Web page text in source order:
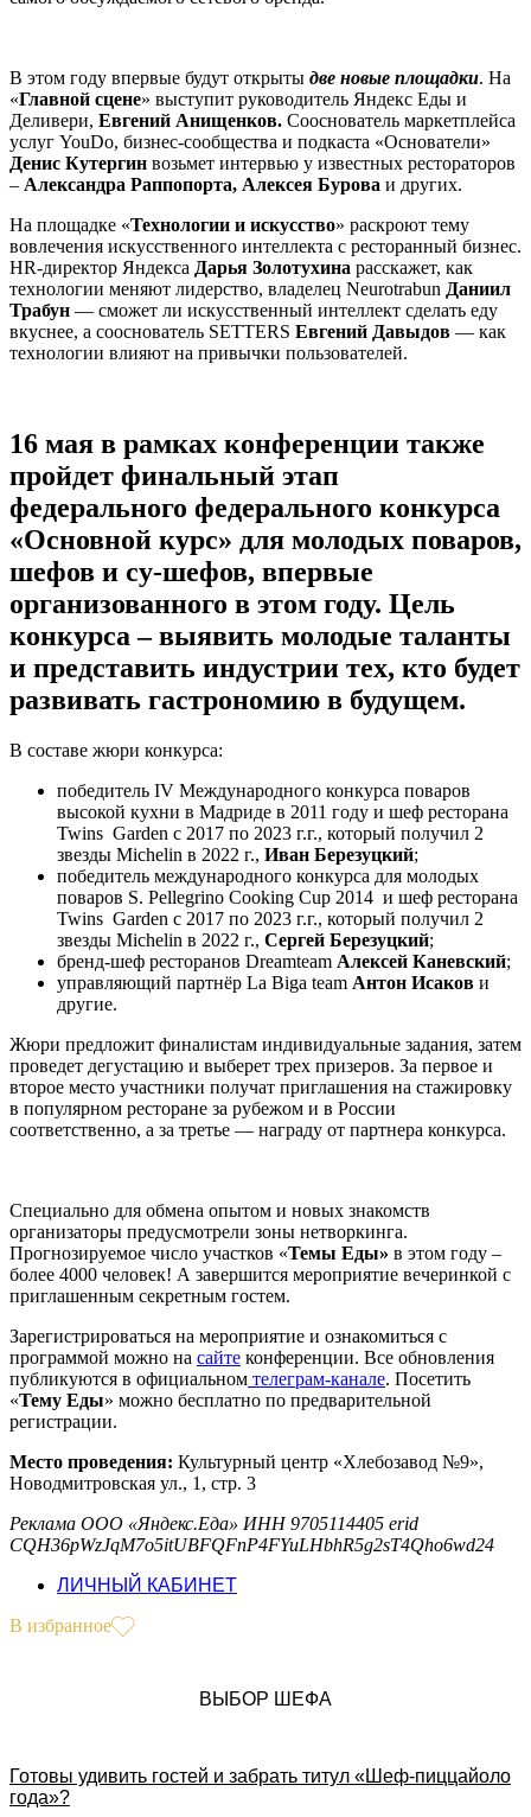
В этом году впервые будут открыты две новые площадки. На
«Главной сцене» выступит руководитель Яндекс Еды и
Деливери, Евгений Анищенков. Сооснователь маркетплейса
услуг YouDo, бизнес-сообщества и подкаста «Основатели»
Денис Кутергин возьмет интервью у известных рестораторов
– Александра Раппопорта, Алексея Бурова и других.
На площадке «Технологии и искусство» раскроют тему
вовлечения искусственного интеллекта с ресторанный бизнес.
HR-директор Яндекса Дарья Золотухина расскажет, как
технологии меняют лидерство, владелец Neurotrabun Даниил
Трабун — сможет ли искусственный интеллект сделать еду
вкуснее, а сооснователь SETTERS Евгений Давыдов — как
технологии влияют на привычки пользователей.
16 мая в рамках конференции также
пройдет финальный этап
федерального федерального конкурса
«Основной курс» для молодых поваров,
шефов и су-шефов, впервые
организованного в этом году. Цель
конкурса – выявить молодые таланты
и представить индустрии тех, кто будет
развивать гастрономию в будущем.
В составе жюри конкурса:
победитель IV Международного конкурса поваров
высокой кухни в Мадриде в 2011 году и шеф ресторана
Twins Garden с 2017 по 2023 г.г., который получил 2
звезды Michelin в 2022 г., Иван Березуцкий;
победитель международного конкурса для молодых
поваров S. Pellegrino Cooking Cup 2014 и шеф ресторана
Twins Garden с 2017 по 2023 г.г., который получил 2
звезды Michelin в 2022 г., Сергей Березуцкий;
бренд-шеф ресторанов Dreamteam Алексей Каневский;
управляющий партнёр La Biga team Антон Исаков и
другие.
Жюри предложит финалистам индивидуальные задания, затем
проведет дегустацию и выберет трех призеров. За первое и
второе место участники получат приглашения на стажировку
в популярном ресторане за рубежом и в России
соответственно, а за третье — награду от партнера конкурса.
Специально для обмена опытом и новых знакомств
организаторы предусмотрели зоны нетворкинга.
Прогнозируемое число участков «Темы Еды» в этом году –
более 4000 человек! А завершится мероприятие вечеринкой с
приглашенным секретным гостем.
Зарегистрироваться на мероприятие и ознакомиться с
программой можно на сайте конференции. Все обновления
публикуются в официальном телеграм-канале. Посетить
«Тему Еды» можно бесплатно по предварительной
регистрации.
Место проведения: Культурный центр «Хлебозавод №9»,
Новодмитровская ул., 1, стр. 3
Реклама ООО «Яндекс.Еда» ИНН 9705114405 erid
CQH36pWzJqM7o5itUBFQFnP4FYuLHbhR5g2sT4Qho6wd24
ЛИЧНЫЙ КАБИНЕТ
В избранное
ВЫБОР ШЕФА
Готовы удивить гостей и забрать титул «Шеф-пиццайоло
года»?